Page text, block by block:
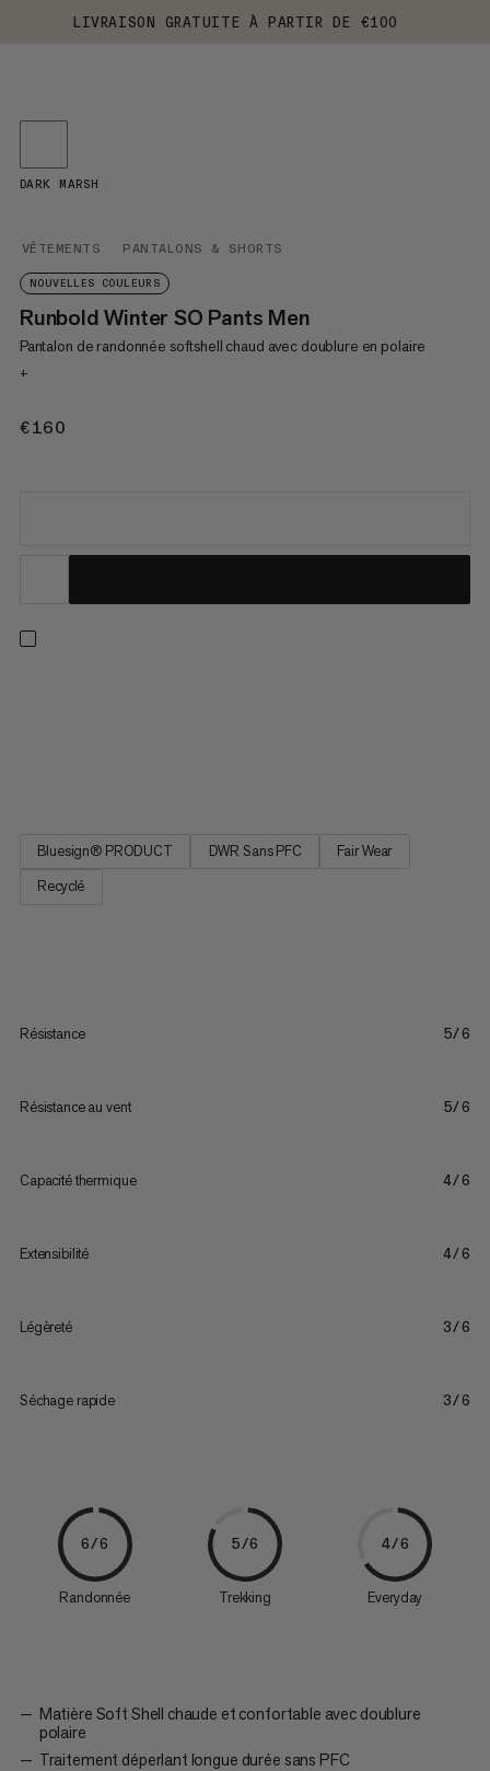
LIVRAISON GRATUITE À PARTIR DE €100
VÊTEMENTS PANTALONS & SHORTS
NOUVELLES COULEURS
Runbold Winter SO Pants Men
Pantalon de randonnée softshell chaud avec doublure en polaire
+
€160
DARK MARSH
Bluesign® PRODUCT DWR Sans PFC
Fair Wear
Recyclé
Résistance 5/6
Résistance au vent 5/6
Capacité thermique 4/6
Extensibilité 4/6
Légèreté 3/6
Séchage rapide 3/6
6/6
Randonnée
5/6
Trekking
4/6
Everyday
Matière Soft Shell chaude et confortable avec doublure
polaire
Traitement déperlant longue durée sans PFC